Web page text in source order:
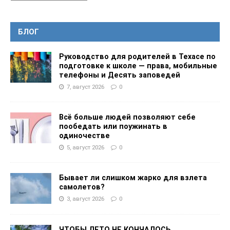
БЛОГ
Руководство для родителей в Техасе по
подготовке к школе — права, мобильные
телефоны и Десять заповедей
7, август 2026 0
Всё больше людей позволяют себе
пообедать или поужинать в
одиночестве
5, август 2026 0
Бывает ли слишком жарко для взлета
самолетов?
3, август 2026 0